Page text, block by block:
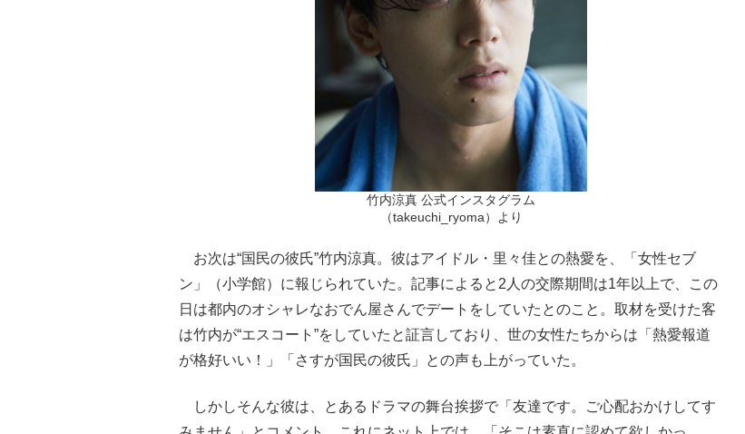
竹内涼真 公式インスタグラム
（takeuchi_ryoma）より
お次は“国民の彼氏”竹内涼真。彼はアイドル・里々佳との熱愛を、「女性セブ
ン」（小学館）に報じられていた。記事によると2人の交際期間は1年以上で、この
日は都内のオシャレなおでん屋さんでデートをしていたとのこと。取材を受けた客
は竹内が“エスコート”をしていたと証言しており、世の女性たちからは「熱愛報道
が格好いい！」「さすが国民の彼氏」との声も上がっていた。
しかしそんな彼は、とあるドラマの舞台挨拶で「友達です。ご心配おかけしてす